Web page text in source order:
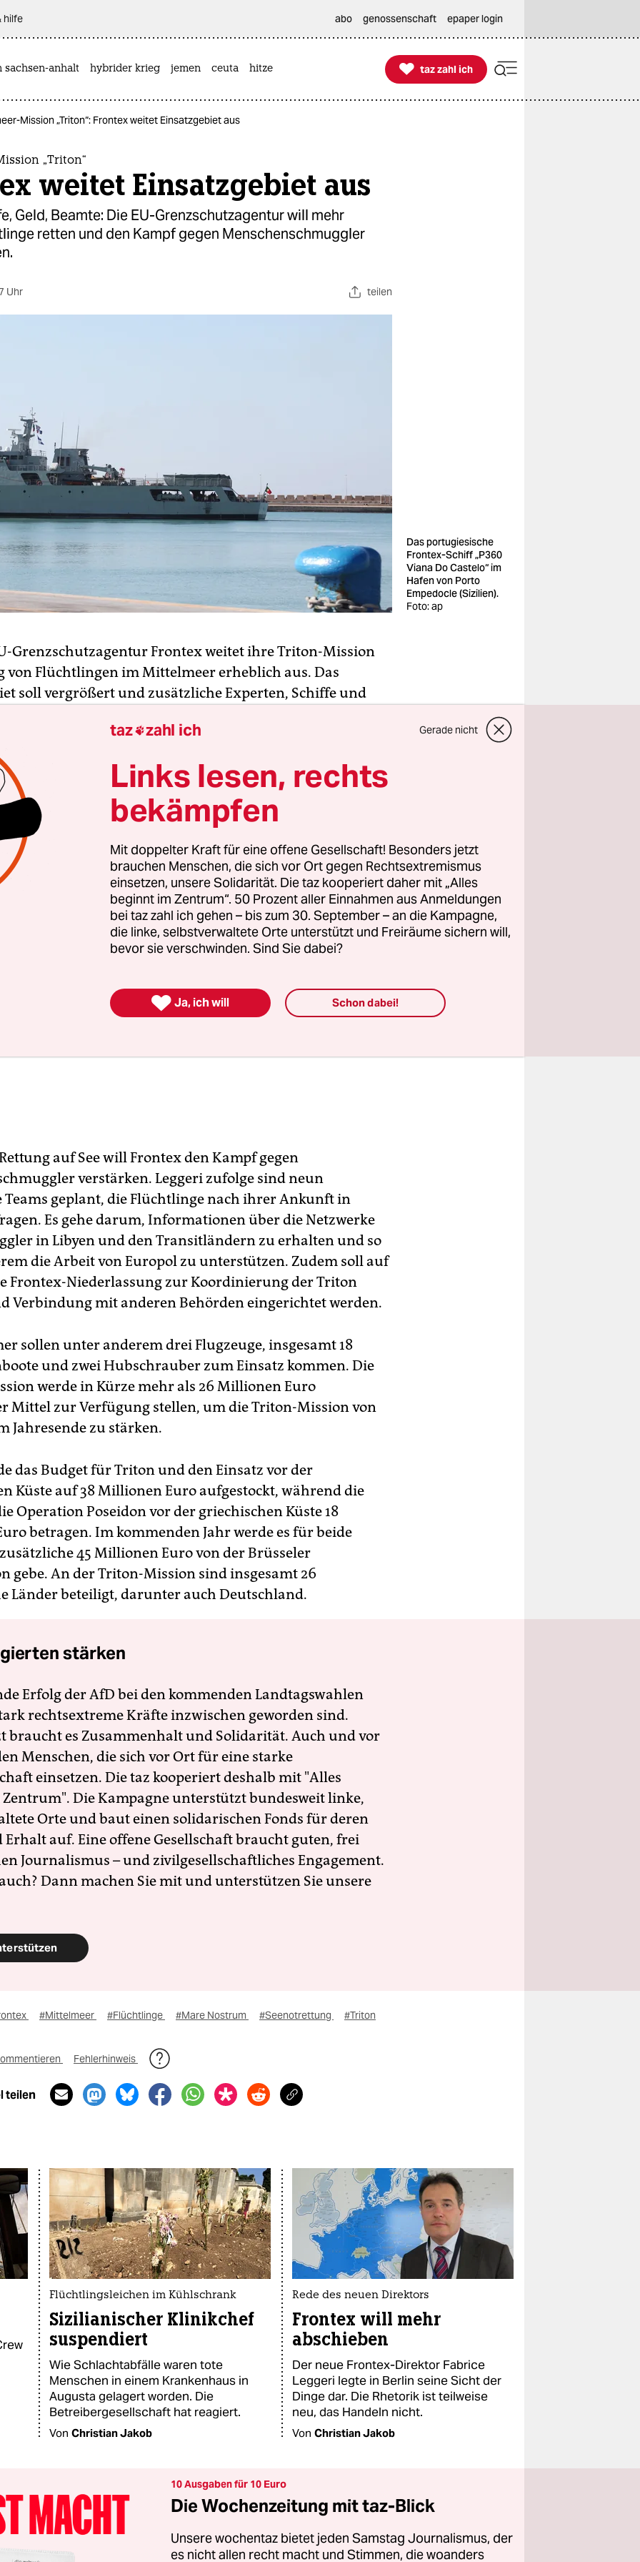
hilfe abo genossenschaft epaper login
sachsen-anhalt hybrider krieg jemen ceuta hitze 
taz zahl ich
taz zahl ich
Mission „Triton“: Frontex weitet Einsatzgebiet aus
„Triton“
weitet Einsatzgebiet aus
Geld, Beamte: Die EU-Grenzschutzagentur will mehr
retten und den Kampf gegen Menschenschmuggler
Uhr teilen
Das portugiesische
Frontex-Schiff „P360
Viana Do Castelo“ im
Hafen von Porto
Empedocle (Sizilien).
Foto: ap
Grenzschutzagentur Frontex weitet ihre Triton-Mission
von Flüchtlingen im Mittelmeer erheblich aus. Das
soll vergrößert und zusätzliche Experten, Schiffe und
in Warschau verbreiteten Erklärung mit.
die italienischen Behörden „bei der Kontrolle der
zu unterstützen und Menschenleben zu retten“, sagte
der Reaktion auf den Tod hunderter Flüchtlinge in den
Wochen. “Zu viele sind bereits auf tragische Weise ums
auf See will Frontex den Kampf gegen
verstärken. Leggeri zufolge sind neun
Teams geplant, die Flüchtlinge nach ihrer Ankunft in
Es gehe darum, Informationen über die Netzwerke
in Libyen und den Transitländern zu erhalten und so
die Arbeit von Europol zu unterstützen. Zudem soll auf
Frontex-Niederlassung zur Koordinierung der Triton
Verbindung mit anderen Behörden eingerichtet werden.
sollen unter anderem drei Flugzeuge, insgesamt 18
und zwei Hubschrauber zum Einsatz kommen. Die
werde in Kürze mehr als 26 Millionen Euro
Mittel zur Verfügung stellen, um die Triton-Mission von
Jahresende zu stärken.
das Budget für Triton und den Einsatz vor der
Küste auf 38 Millionen Euro aufgestockt, während die
Operation Poseidon vor der griechischen Küste 18
betragen. Im kommenden Jahr werde es für beide
45 Millionen Euro von der Brüsseler
gebe. An der Triton-Mission sind insgesamt 26
Länder beteiligt, darunter auch Deutschland.
stärken
Erfolg der AfD bei den kommenden Landtagswahlen
rechtsextreme Kräfte inzwischen geworden sind.
braucht es Zusammenhalt und Solidarität. Auch und vor
Menschen, die sich vor Ort für eine starke
einsetzen. Die taz kooperiert deshalb mit "Alles
Die Kampagne unterstützt bundesweit linke,
Orte und baut einen solidarischen Fonds für deren
Erhalt auf. Eine offene Gesellschaft braucht guten, frei
Journalismus – und zivilgesellschaftliches Engagement.
Dann machen Sie mit und unterstützen Sie unsere
#Mittelmeer #Flüchtlinge #Mare Nostrum #Seenotrettung #Triton
Fehlerhinweis
teilen
Flüchtlingsleichen im Kühlschrank
Sizilianischer Klinikchef
suspendiert
Wie Schlachtabfälle waren tote
Menschen in einem Krankenhaus in
Augusta gelagert worden. Die
Betreibergesellschaft hat reagiert.
Von Christian Jakob
Rede des neuen Direktors
Frontex will mehr
abschieben
Der neue Frontex-Direktor Fabrice
Leggeri legte in Berlin seine Sicht der
Dinge dar. Die Rhetorik ist teilweise
neu, das Handeln nicht.
Von Christian Jakob
10 Ausgaben für 10 Euro
Die Wochenzeitung mit taz-Blick
Unsere wochentaz bietet jeden Samstag Journalismus, der
es nicht allen recht macht und Stimmen, die woanders
taz zahl ich Gerade nicht
Links lesen, rechts
bekämpfen
Mit doppelter Kraft für eine offene Gesellschaft! Besonders jetzt
brauchen Menschen, die sich vor Ort gegen Rechtsextremismus
einsetzen, unsere Solidarität. Die taz kooperiert daher mit „Alles
beginnt im Zentrum“. 50 Prozent aller Einnahmen aus Anmeldungen
bei taz zahl ich gehen – bis zum 30. September – an die Kampagne,
die linke, selbstverwaltete Orte unterstützt und Freiräume sichern will,
bevor sie verschwinden. Sind Sie dabei?
 Ja, ich will Schon dabei!